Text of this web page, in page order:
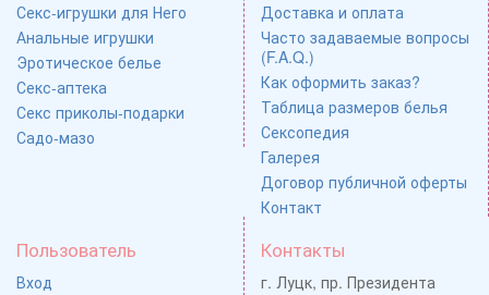
Секс-игрушки для Него
Анальные игрушки
Эротическое белье
Секс-аптека
Секс приколы-подарки
Садо-мазо
Доставка и оплата
Часто задаваемые вопросы
(F.A.Q.)
Как оформить заказ?
Таблица размеров белья
Сексопедия
Галерея
Договор публичной оферты
Контакт
Пользователь
Вход
Контакты
г. Луцк, пр. Президента